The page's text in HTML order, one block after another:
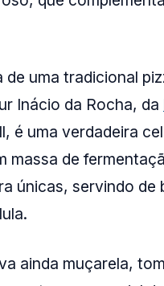
de uma tradicional
Inácio da Rocha, da
é uma verdadeira
massa de
únicas, servindo
ainda muçarela,